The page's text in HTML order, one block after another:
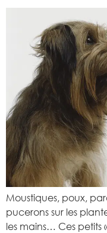
Moustiques, poux,
pucerons sur les
les mains… Ces petits